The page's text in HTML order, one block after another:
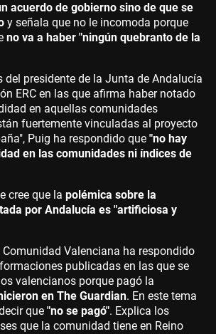
acuerdo de gobierno sino de que se
y señala que no le incomoda porque
no va a haber "ningún quebranto de la
del presidente de la Junta de Andalucía
ERC en las que afirma haber notado
en aquellas comunidades
fuertemente vinculadas al proyecto
Puig ha respondido que "no hay
en las comunidades ni índices de
cree que la polémica sobre la
por Andalucía es "artificiosa y
Comunidad Valenciana ha respondido
publicadas en las que se
valencianos porque pagó la
en The Guardian. En este tema
que "no se pagó". Explica los
que la comunidad tiene en Reino